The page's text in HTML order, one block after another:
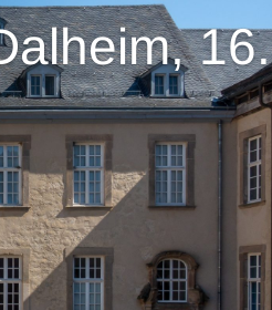
16.